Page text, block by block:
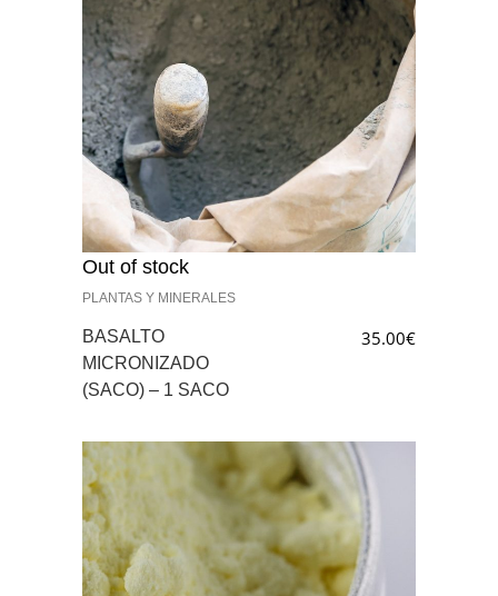
Out of stock
PLANTAS Y MINERALES
BASALTO
MICRONIZADO
(SACO) – 1 SACO
35.00€